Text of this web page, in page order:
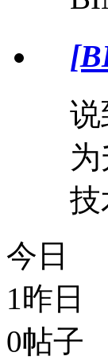
说
技
今日
1昨日
0帖子